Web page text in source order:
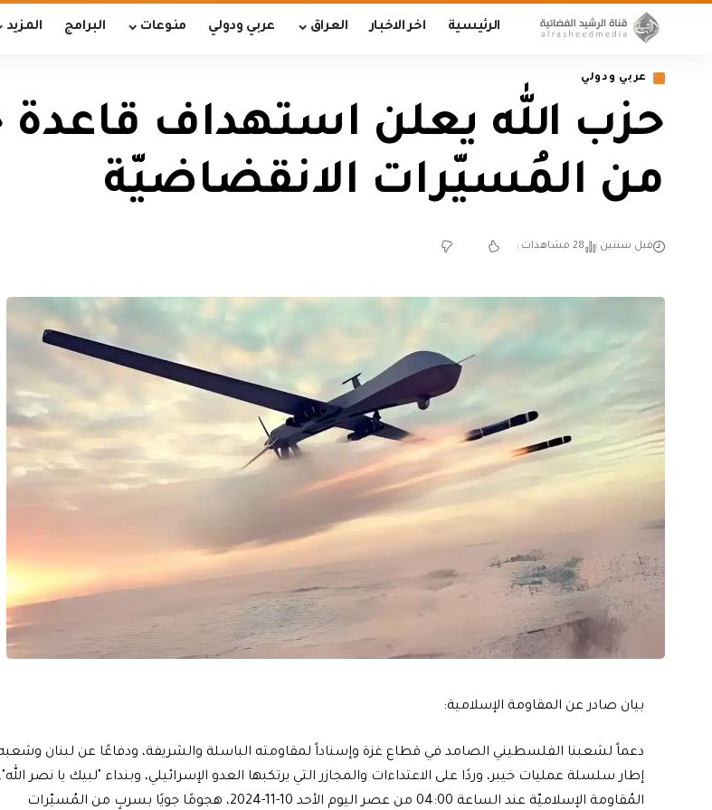
الرئيسية اخر الاخبار العراق عربي ودولي منوعات البرامج المزيد
عربي ودولي
حزب الله يعلن استهداف قاعدة
من المُسيّرات الانقضاضيّة
قبل سنتين 28 مشاهدات
بيان صادر عن المقاومة الإسلامية:
دعماً لشعبنا الفلسطيني الصامد في قطاع غزة وإسناداً لمقاومته الباسلة ‌‏‌‏‌والشريفة، ودفاعًا عن لبنان
إطار ‏سلسلة عمليات خيبر، وردًا على الاعتداءات والمجازر التي يرتكبها العدو الإسرائيلي، وبنداء "لبيك ‏يا نصر
المُقاومة الإسلاميّة عند الساعة 04:00 من عصر اليوم الأحد 10-11-2024، هجومًا جويًا بسربٍ من المُسيّرات